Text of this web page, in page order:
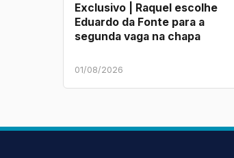
Exclusivo | Raquel escolhe
Eduardo da Fonte para a
segunda vaga na chapa
01/08/2026